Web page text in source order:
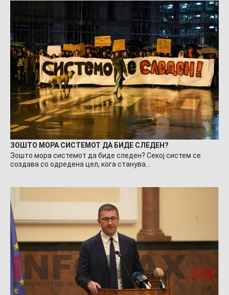
ЗОШТО МОРА СИСТЕМОТ ДА БИДЕ СЛЕДЕН?
Зошто мора системот да биде следен? Секој систем се
создава со одредена цел, кога станува…